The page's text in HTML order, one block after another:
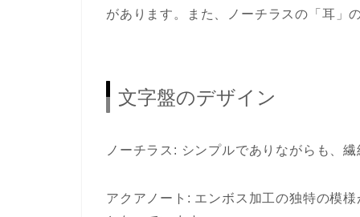
があります。また、ノーチラスの「耳」
文字盤のデザイン
ノーチラス: シンプルでありながらも、
アクアノート: エンボス加工の独特の模